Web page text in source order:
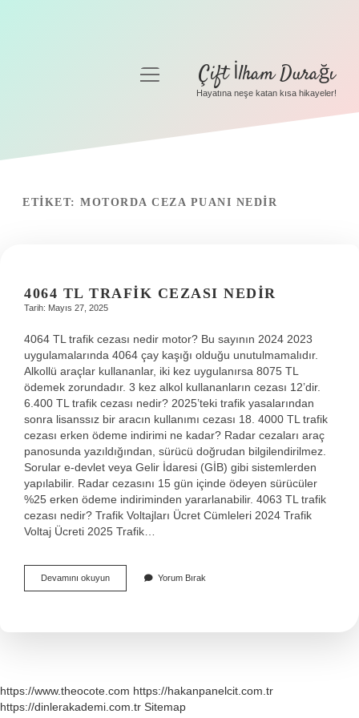
Gizlilik Politikası
menüyü
aç
Çift İlham Durağı
Hayatına neşe katan kısa hikayeler!
ETIKET: MOTORDA CEZA PUANI NEDIR
4064 TL TRAFIK CEZASI NEDIR
Tarih: Mayıs 27, 2025
4064 TL trafik cezası nedir motor? Bu sayının 2024 2023
uygulamalarında 4064 çay kaşığı olduğu unutulmamalıdır.
Alkollü araçlar kullananlar, iki kez uygulanırsa 8075 TL
ödemek zorundadır. 3 kez alkol kullananların cezası 12’dir.
6.400 TL trafik cezası nedir? 2025’teki trafik yasalarından
sonra lisanssız bir aracın kullanımı cezası 18. 4000 TL trafik
cezası erken ödeme indirimi ne kadar? Radar cezaları araç
panosunda yazıldığından, sürücü doğrudan bilgilendirilmez.
Sorular e-devlet veya Gelir İdaresi (GİB) gibi sistemlerden
yapılabilir. Radar cezasını 15 gün içinde ödeyen sürücüler
%25 erken ödeme indiriminden yararlanabilir. 4063 TL trafik
cezası nedir? Trafik Voltajları Ücret Cümleleri 2024 Trafik
Voltaj Ücreti 2025 Trafik…
Devamını okuyun4064
Tl
Yorum Bırak
https://www.theocote.com https://hakanpanelcit.com.tr
https://dinlerakademi.com.tr Sitemap